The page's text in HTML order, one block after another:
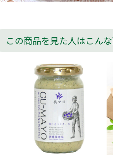
この商品を見た人はこん